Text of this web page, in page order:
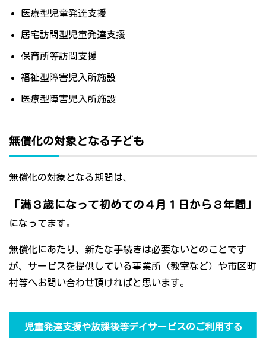
医療型児童発達支援
居宅訪問型児童発達支援
保育所等訪問支援
福祉型障害児入所施設
医療型障害児入所施設
無償化の対象となる子ども
無償化の対象となる期間は、
「満３歳になって初めての４月１日から３年間」
になってます。
無償化にあたり、新たな手続きは必要ないとのことです
が、サービスを提供している事業所（教室など）や市区町
村等へお問い合わせ頂ければと思います。
児童発達支援や放課後等デイサービスのご利用する